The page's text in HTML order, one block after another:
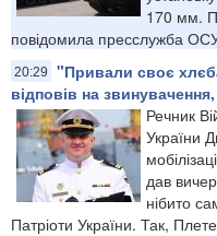
170 мм.
повідомила пресслужба
20:29
"Привали своє
відповів на
Речник
України
дав
нібито
Патріоти України. Так,